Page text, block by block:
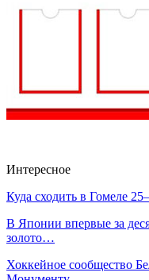
Интересное
Куда сходить в Гомеле
В Японии впервые за
золото…
Хоккейное сообщество